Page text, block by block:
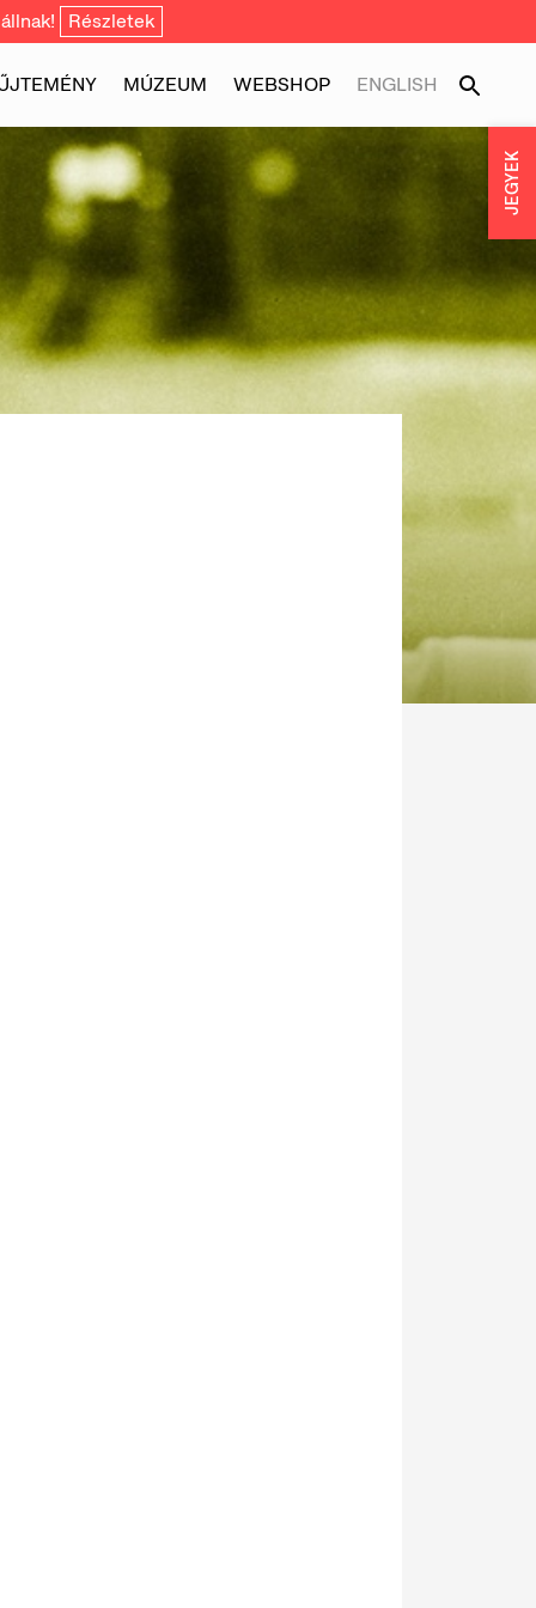
Részletek
MÚZEUM WEBSHOP ENGLISH
JEGYEK